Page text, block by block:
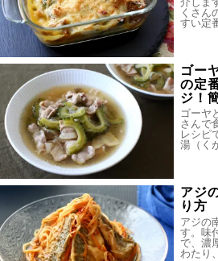
くさん
すい定
ゴー
の定
ジ！
ゴーヤ
さんで
レシピ
湯（く
アジ
り方
アジの
す。味
で、濃
わたり